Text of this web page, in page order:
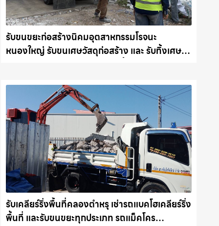
รับขนขยะก่อสร้างนิคมอุตสาหกรรมโรจนะ
หนองใหญ่ รับขนเศษวัสดุก่อสร้าง และ รับทิ้งเศษ
รับเคลียร์ริ่งพื้นที่คลองตำหรุ เช่ารถแบคโฮเคลียร์ริ่ง
พื้นที่ และรับขนขยะทุกประเภท รถแม็คโคร